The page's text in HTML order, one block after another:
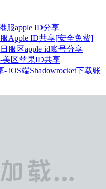
服apple ID分享
Apple ID共享[安全免费]
服区apple id账号分享
美区苹果ID共享
iOS端Shadowrocket下载账